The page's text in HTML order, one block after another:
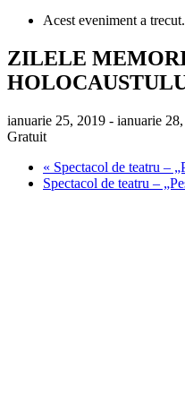
Acest eveniment a trecut.
ZILELE
ianuarie 25, 2019 - ianuarie
Gratuit
« Spectacol de teatru –
Spectacol de teatru –